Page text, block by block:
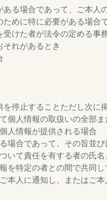
る場合であって、ご本人
めに特に必要がある場合
けた者が法令の定める
れがあるとき
停止することただし次に
個人情報の取扱いの全部
人情報が提供される場合
場合であって、その旨並
いて責任を有する者の氏
を特定の者との間で共同
本人に通知し、またはご本